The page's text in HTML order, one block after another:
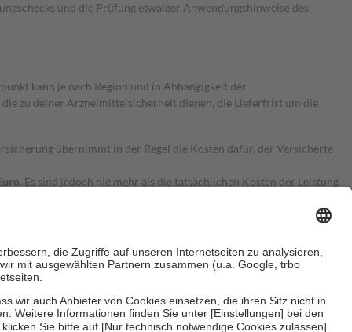
und die Prüfung etwaiger Anwendungshinweise des
kann je nach Region und in Abhängigkeit der
zu deiner Arzneimittelsicherheit dienen, die Lieferfrist um die
übernimmt in der Regel die Kosten dafür, der Versicherte
Es sind jedoch nie mehr als die tatsächlichen Kosten der Leistung
Zuzahlungen an bei: